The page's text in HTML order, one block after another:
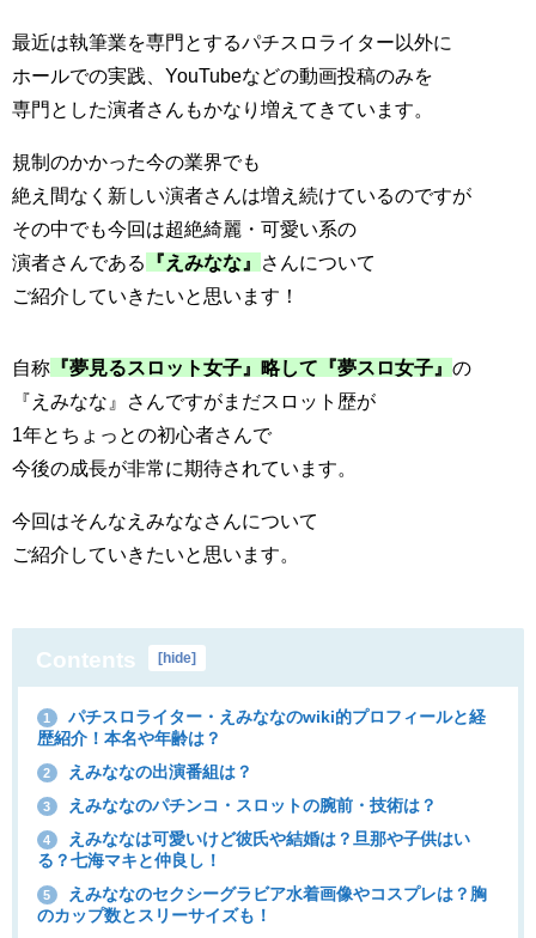
最近は執筆業を専門とするパチスロライター以外に
ホールでの実践、YouTubeなどの動画投稿のみを
専門とした演者さんもかなり増えてきています。
規制のかかった今の業界でも
絶え間なく新しい演者さんは増え続けているのですが
その中でも今回は超絶綺麗・可愛い系の
演者さんである
『えみなな』
さんについて
ご紹介していきたいと思います！
自称 『夢見るスロット女子』略して『夢スロ女子』 の
『えみなな』さんですがまだスロット歴が
1年とちょっとの初心者さんで
今後の成長が非常に期待されています。
今回はそんなえみななさんについて
ご紹介していきたいと思います。
Contents [hide]
1
パチスロライター・えみななのwiki的プロフィールと経
歴紹介！本名や年齢は？
2 えみななの出演番組は？
3 えみななのパチンコ・スロットの腕前・技術は？
4
えみななは可愛いけど彼氏や結婚は？旦那や子供はい
る？七海マキと仲良し！
5
えみななのセクシーグラビア水着画像やコスプレは？胸
のカップ数とスリーサイズも！